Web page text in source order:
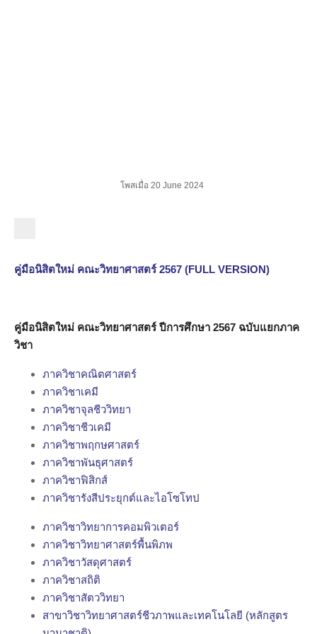
โพสเมื่อ 20 June 2024
คู่มือนิสิตใหม่ คณะวิทยาศาสตร์ 2567 (FULL VERSION)
คู่มือนิสิตใหม่ คณะวิทยาศาสตร์ ปีการศึกษา 2567 ฉบับแยกภาค
วิชา
ภาควิชาคณิตศาสตร์
ภาควิชาเคมี
ภาควิชาจุลชีววิทยา
ภาควิชาชีวเคมี
ภาควิชาพฤกษศาสตร์
ภาควิชาพันธุศาสตร์
ภาควิชาฟิสิกส์
ภาควิชารังสีประยุกต์และไอโซโทป
ภาควิชาวิทยาการคอมพิวเตอร์
ภาควิชาวิทยาศาสตร์พื้นพิภพ
ภาควิชาวัสดุศาสตร์
ภาควิชาสถิติ
ภาควิชาสัตววิทยา
สาขาวิชาวิทยาศาสตร์ชีวภาพและเทคโนโลยี (หลักสูตร